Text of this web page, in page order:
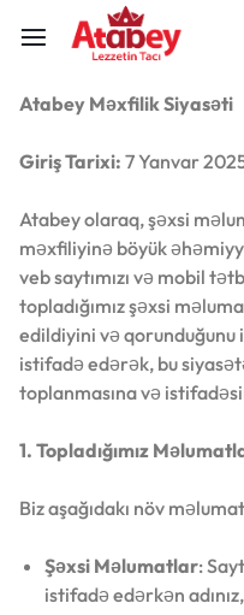
Atabey Məxfilik Siyasəti
Giriş Tarixi: 7 Yanvar
Atabey olaraq, şəxsi
məxfiliyinə böyük
veb saytımızı və mobil
topladığımız şəxsi
edildiyini və qorunduğunu
istifadə edərək, bu
toplanmasına və
1. Topladığımız
Biz aşağıdakı növ
Şəxsi Məlumatlar:
istifadə edərkən